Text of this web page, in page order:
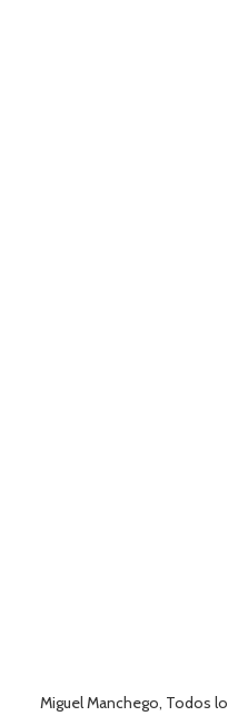
Miguel Manchego, Todos